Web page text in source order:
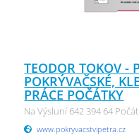
TEODOR TOKOV -
POKRÝVAČSKÉ,
PRÁCE POČÁTKY
Na Výsluní 642 394 64
www.pokryvacstvipetra.cz